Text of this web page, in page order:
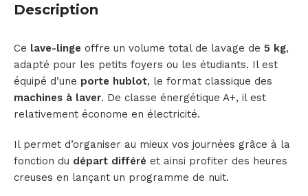
Description
Ce lave-linge offre un volume total de lavage de 5 kg,
adapté pour les petits foyers ou les étudiants. Il est
équipé d’une porte hublot, le format classique des
machines à laver. De classe énergétique A+, il est
relativement économe en électricité.
Il permet d’organiser au mieux vos journées grâce à la
fonction du départ différé et ainsi profiter des heures
creuses en lançant un programme de nuit.